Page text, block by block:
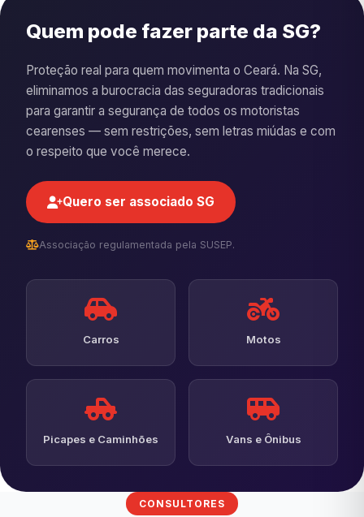
Quem pode fazer parte da SG?
Proteção real para quem movimenta o Ceará. Na SG,
eliminamos a burocracia das seguradoras tradicionais
para garantir a segurança de todos os motoristas
cearenses — sem restrições, sem letras miúdas e com
o respeito que você merece.
Quero ser associado SG
Associação regulamentada pela SUSEP.
Carros Motos
Picapes e Caminhões Vans e Ônibus
CONSULTORES